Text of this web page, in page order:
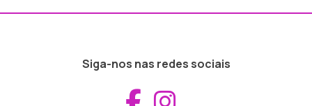
Siga-nos nas redes sociais